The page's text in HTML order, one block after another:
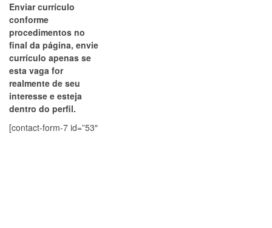
Enviar currículo
conforme
procedimentos no
final da página, envie
currículo apenas se
esta vaga for
realmente de seu
interesse e esteja
dentro do perfil.
[contact-form-7 id=”53″